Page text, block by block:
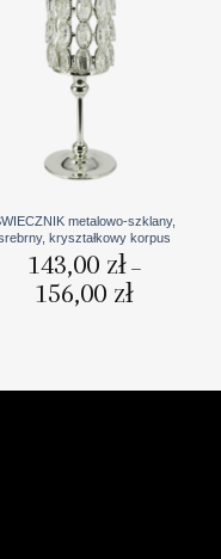
metalowo-szklany,
kryształkowy korpus
143,00 zł –
156,00 złZakres
cen: